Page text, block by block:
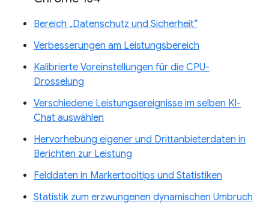
Bereich „Datenschutz und Sicherheit“
Verbesserungen am Leistungsbereich
Kalibrierte Voreinstellungen für die CPU-
Drosselung
Verschiedene Leistungsereignisse im selben KI-
Chat auswählen
Hervorhebung eigener und Drittanbieterdaten in
Berichten zur Leistung
Felddaten in Markertooltips und Statistiken
Statistik zum erzwungenen dynamischen Umbruch